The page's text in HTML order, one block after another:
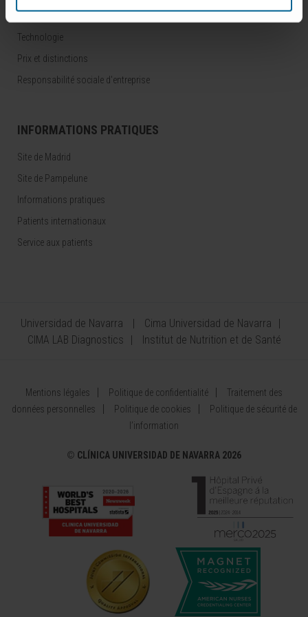
Technologie
Prix et distinctions
Responsabilité sociale d'entreprise
INFORMATIONS PRATIQUES
Site de Madrid
Site de Pampelune
Informations pratiques
Patients internationaux
Service aux patients
Universidad de Navarra
Cima Universidad de Navarra
CIMA LAB Diagnostics
Institut de Nutrition et de Santé
Mentions légales Politique de confidentialité
Traitement des
données personnelles
Politique de cookies
Politique de sécurité de
l’information
© CLÍNICA UNIVERSIDAD DE NAVARRA 2026